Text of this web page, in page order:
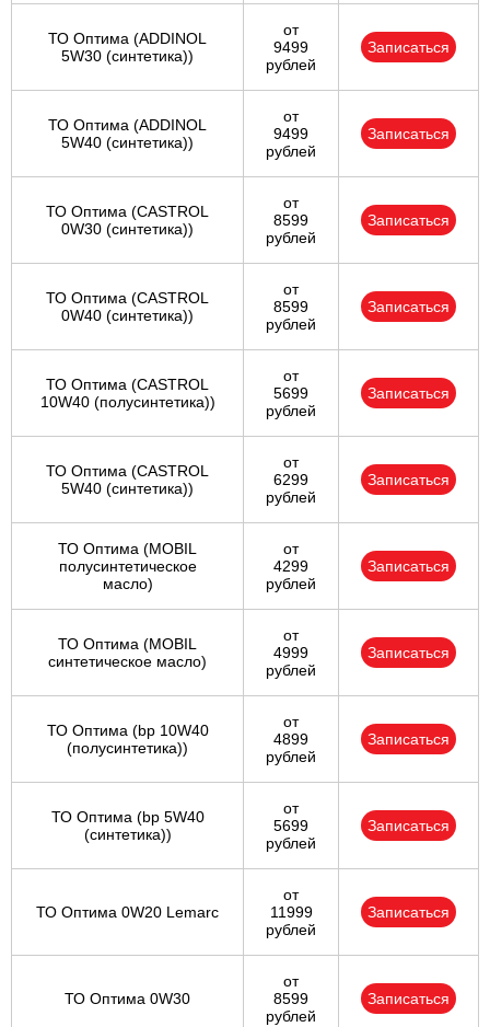
ТО Оптима (ADDINOL
5W30 (синтетика))
от
9499
рублей
Записаться
ТО Оптима (ADDINOL
5W40 (синтетика))
от
9499
рублей
Записаться
ТО Оптима (CASTROL
0W30 (синтетика))
от
8599
рублей
Записаться
ТО Оптима (CASTROL
0W40 (синтетика))
от
8599
рублей
Записаться
ТО Оптима (CASTROL
10W40 (полусинтетика))
от
5699
рублей
Записаться
ТО Оптима (CASTROL
5W40 (синтетика))
от
6299
рублей
Записаться
ТО Оптима (MOBIL
полусинтетическое
масло)
от
4299
рублей
Записаться
ТО Оптима (MOBIL
синтетическое масло)
от
4999
рублей
Записаться
ТО Оптима (bp 10W40
(полусинтетика))
от
4899
рублей
Записаться
ТО Оптима (bp 5W40
(синтетика))
от
5699
рублей
Записаться
ТО Оптима 0W20 Lemarc
от
11999
рублей
Записаться
ТО Оптима 0W30
от
8599
рублей
Записаться